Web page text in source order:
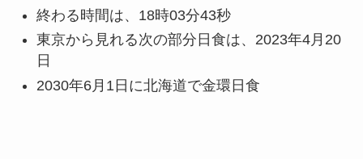
終わる時間は、18時03分43秒
東京から見れる次の部分日食は、2023年4月20
日
2030年6月1日に北海道で金環日食